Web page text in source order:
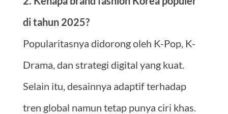
di tahun 2025?
Popularitasnya didorong oleh K-Pop, K-
Drama, dan strategi digital yang kuat.
Selain itu, desainnya adaptif terhadap
tren global namun tetap punya ciri khas.